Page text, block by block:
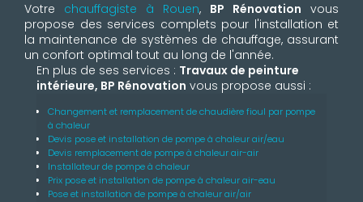
Votre chauffagiste à Rouen, BP Rénovation vous
propose des services complets pour l'installation et
la maintenance de systèmes de chauffage, assurant
un confort optimal tout au long de l'année.
En plus de ses services : Travaux de peinture
intérieure, BP Rénovation vous propose aussi :
Changement et remplacement de chaudière fioul par pompe
à chaleur
Devis pose et installation de pompe à chaleur air/eau
Devis remplacement de pompe à chaleur air-air
Installateur de pompe à chaleur
Prix pose et installation de pompe à chaleur air-eau
Pose et installation de pompe à chaleur air/air